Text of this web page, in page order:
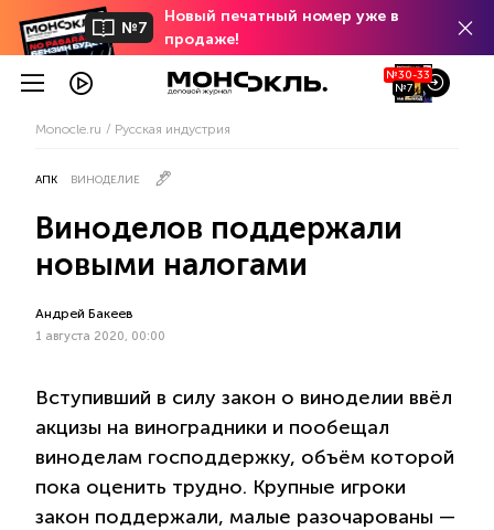
№7
Новый печатный номер уже в
продаже!
№30-33
№7
Monocle.ru Русская индустрия
АПК ВИНОДЕЛИЕ
Виноделов поддержали
новыми налогами
Андрей Бакеев
1 августа 2020, 00:00
Вступивший в силу закон о виноделии ввёл
акцизы на виноградники и пообещал
виноделам господдержку, объём которой
пока оценить трудно. Крупные игроки
закон поддержали, малые разочарованы —